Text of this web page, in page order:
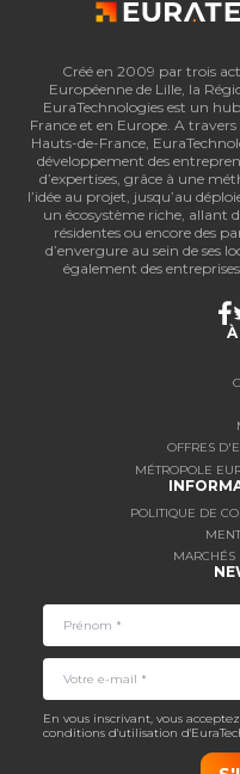
Créé en 2009 par trois
Européenne de Lille, la
EuraTechnologies est un
France et en Europe. A
Hauts-de-France,
développement des
d’expertises, grâce à une
l’idée au projet, jusqu’au
un écosystème riche, allant
résidentes ou encore des
d’envergure au sein de ses
également des
À
OFFRES
MÉTROPOLE
POLITIQUE DE
MARCHÉS
En vous inscrivant, vous
conditions d'utilisation